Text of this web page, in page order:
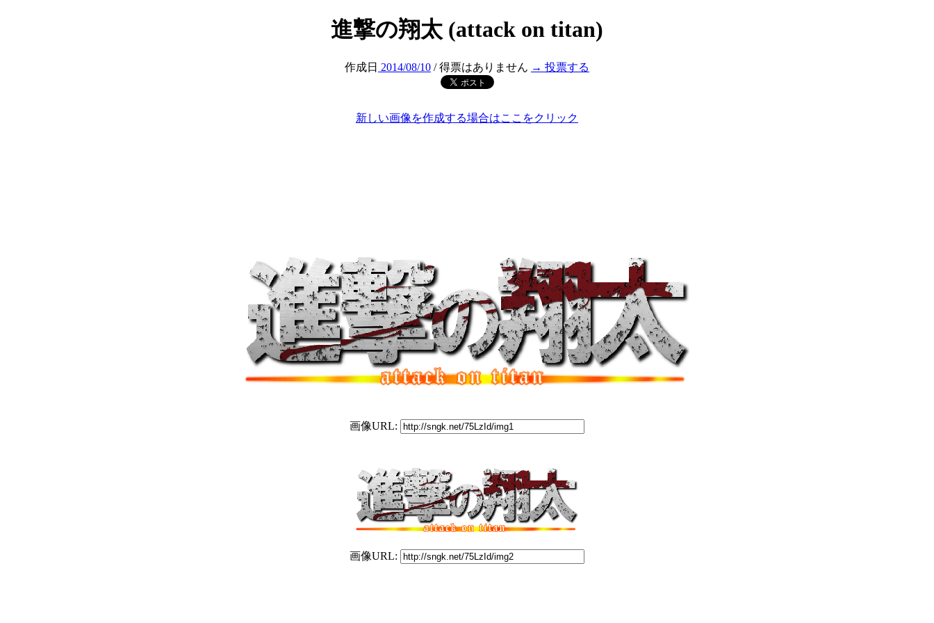
進撃の翔太 (attack on titan)
作成日 2014/08/10 / 得票はありません → 投票する
新しい画像を作成する場合はここをクリック
画像URL:
画像URL: